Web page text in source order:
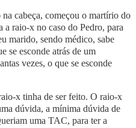
cabeça, começou o martírio do
raio-x no caso do Pedro, para
marido, sendo médico, sabe
se esconde atrás de um
vezes, o que se esconde
x tinha de ser feito. O raio-x
dúvida, a mínima dúvida de
uma TAC, para ter a